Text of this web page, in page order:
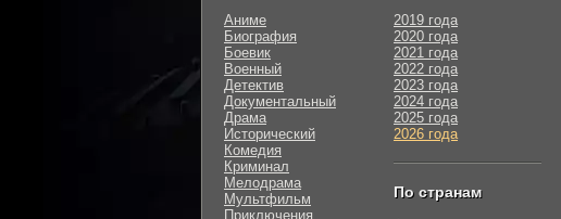
Аниме
Биография
Боевик
Военный
Детектив
Документальный
Драма
Исторический
Комедия
Криминал
Мелодрама
Мультфильм
Приключения
2019 года
2020 года
2021 года
2022 года
2023 года
2024 года
2025 года
2026 года
По странам